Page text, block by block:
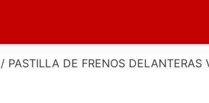
/ PASTILLA DE FRENOS DELANTERAS